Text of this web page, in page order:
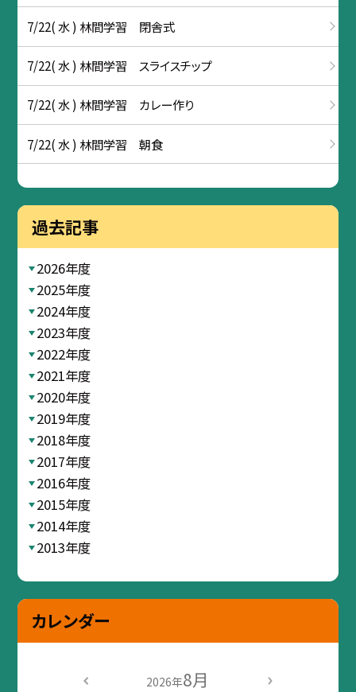
7/22( 水 ) 林間学習 閉舎式
7/22( 水 ) 林間学習 スライスチップ
7/22( 水 ) 林間学習 カレー作り
7/22( 水 ) 林間学習 朝食
過去記事
2026年度
2025年度
2024年度
2023年度
2022年度
2021年度
2020年度
2019年度
2018年度
2017年度
2016年度
2015年度
2014年度
2013年度
カレンダー
2026年8月